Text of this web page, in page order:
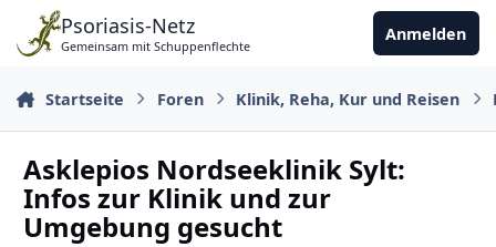
Zu Inhalt springen
Psoriasis-Netz
Gemeinsam mit Schuppenflechte
Anmelden
Startseite Foren Klinik, Reha, Kur und Reisen
Asklepios Nordseeklinik Sylt:
Infos zur Klinik und zur
Umgebung gesucht